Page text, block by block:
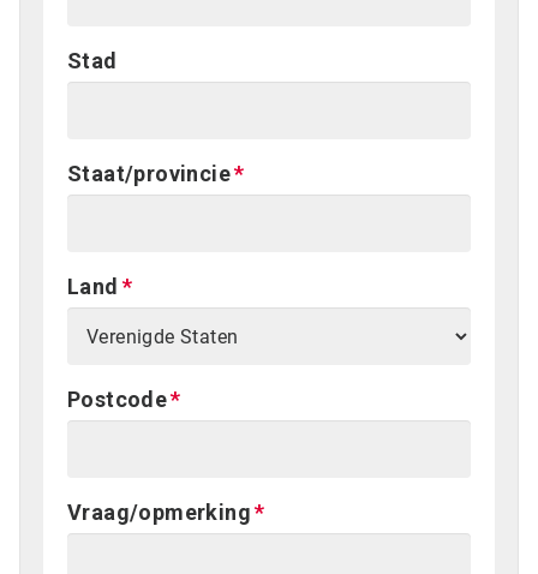
Stad
Staat/provincie
Land
Postcode
Vraag/opmerking